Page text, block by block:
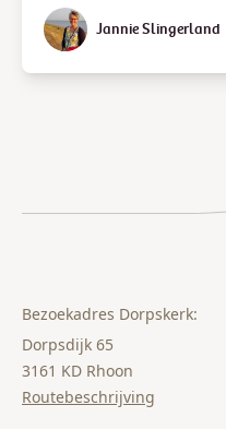
Jannie Slingerland
Bezoekadres Dorpskerk:
Dorpsdijk 65
3161 KD Rhoon
Routebeschrijving